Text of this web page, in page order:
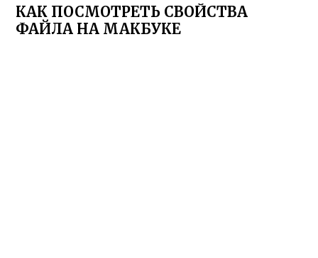
КАК ПОСМОТРЕТЬ СВОЙСТВА
ФАЙЛА НА МАКБУКЕ